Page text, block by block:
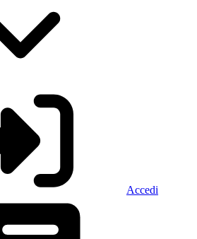
Accedi